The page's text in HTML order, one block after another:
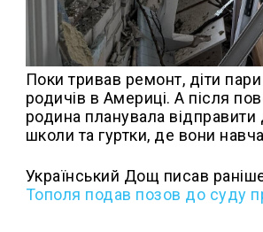
Поки тривав ремонт, діти
родичів в Америці. А після
родина планувала відправити
школи та гуртки, де вони
Український Дощ писав
Тополя подав позов до суду